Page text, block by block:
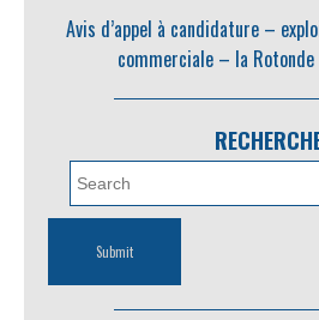
Avis d’appel à candidature –
commerciale – la Rotonde